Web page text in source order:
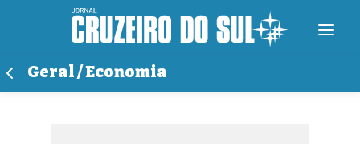
Geral / Economia